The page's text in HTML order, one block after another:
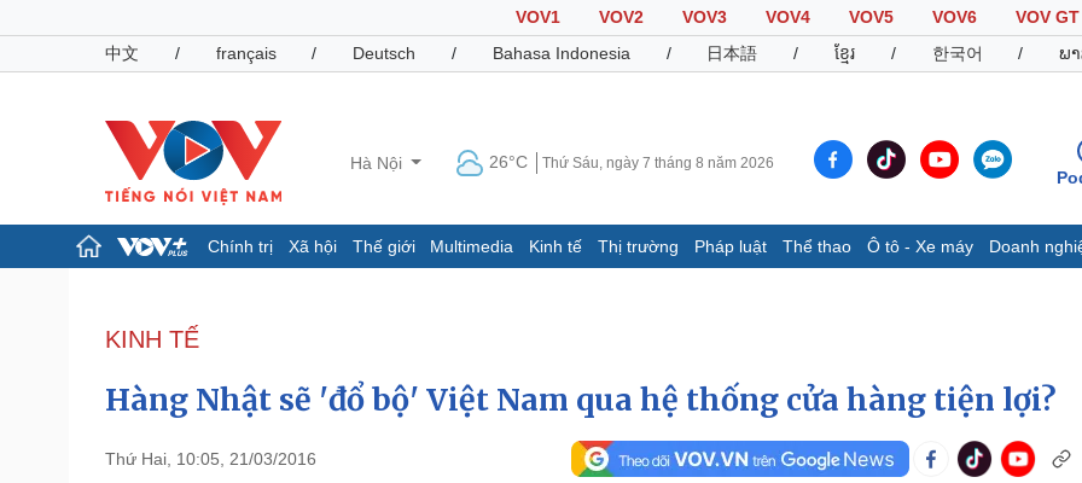
VOV1 VOV2 VOV3 VOV4 VOV5 VOV6
VOV GT
中文
/ français / Deutsch / Bahasa Indonesia / 日本語 / ខ្មែរ / 한국어 / ພ
Hà Nội 26°C Thứ Sáu, ngày 7 tháng 8 năm 2026
Chính trị Xã hội Thế giới Multimedia Kinh tế Thị trường Pháp luật Thể thao Ô tô - Xe máy Doanh
Đảng
Tổ chức nhân sự
Nhận diện sự thật
Giáo dục
Dấu ấn VOV
Infographic
KINH TẾ
Hàng Nhật sẽ 'đổ bộ' Việt Nam qua hệ thống cửa hàng tiện lợi?
Thứ Hai, 10:05, 21/03/2016